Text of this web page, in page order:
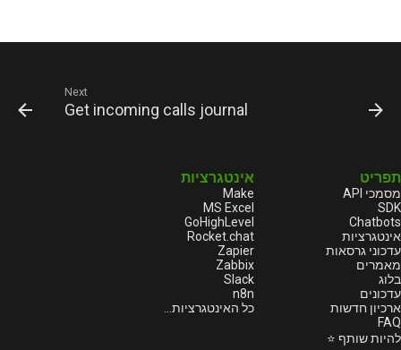
Next
Get incoming calls journal
תפריט
מסמכי API
SDK
Chatbots
אינטגרציות
עדכוני גרסאות
מאמרים
בלוג
עדכונים
ארכיון חדשות
FAQ
להיות שותף ⭐
אינטגרציות
Make
MS Excel
GoHighLevel
Rocket.chat
Zapier
Zabbix
Slack
n8n
כל האינטגרציות...